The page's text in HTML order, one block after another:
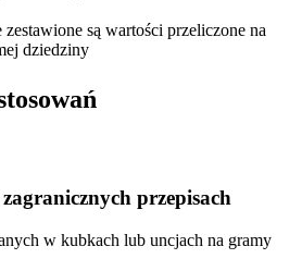
są wartości przeliczone na
dziedziny
przepisach
w kubkach lub uncjach na gramy